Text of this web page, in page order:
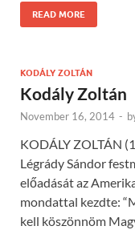
READ MORE
KODÁLY ZOLTÁN
Kodály Zoltán
November 16, 2014 -
KODÁLY ZOLTÁN
Légrády Sándor
előadását az
mondattal kezdte:
kell köszönnöm